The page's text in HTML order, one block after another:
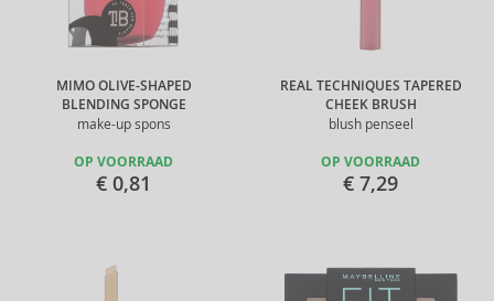
MIMO OLIVE-SHAPED
BLENDING SPONGE
make-up spons
OP VOORRAAD
€ 0,81
REAL TECHNIQUES TAPERED
CHEEK BRUSH
blush penseel
OP VOORRAAD
€ 7,29